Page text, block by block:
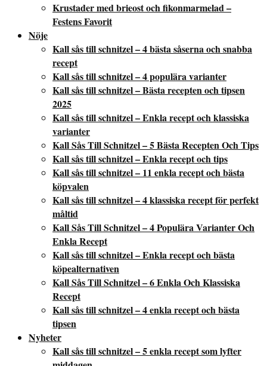
Krustader med brieost och fikonmarmelad –
Festens Favorit
Nöje
Kall sås till schnitzel – 4 bästa såserna och snabba
recept
Kall sås till schnitzel – 4 populära varianter
Kall sås till schnitzel – Bästa recepten och tipsen
2025
Kall sås till schnitzel – Enkla recept och klassiska
varianter
Kall Sås Till Schnitzel – 5 Bästa Recepten Och Tips
Kall sås till schnitzel – Enkla recept och tips
Kall sås till schnitzel – 11 enkla recept och bästa
köpvalen
Kall sås till schnitzel – 4 klassiska recept för perfekt
måltid
Kall Sås Till Schnitzel – 4 Populära Varianter Och
Enkla Recept
Kall sås till schnitzel – Enkla recept och bästa
köpealternativen
Kall Sås Till Schnitzel – 6 Enkla Och Klassiska
Recept
Kall sås till schnitzel – 4 enkla recept och bästa
tipsen
Nyheter
Kall sås till schnitzel – 5 enkla recept som lyfter